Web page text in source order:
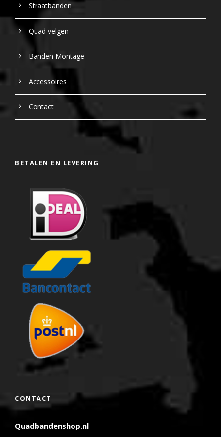
Straatbanden
Quad velgen
Banden Montage
Accessoires
Contact
BETALEN EN LEVERING
CONTACT
Quadbandenshop.nl